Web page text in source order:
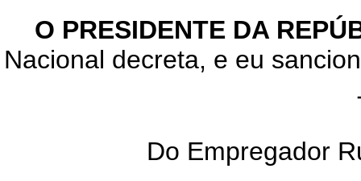
O PRESIDENTE DA
Nacional decreta, e eu
Do Empregador